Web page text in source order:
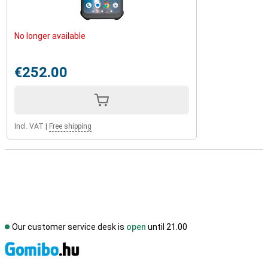
No longer available
€252.00
Incl. VAT Free shipping
Our customer service desk is open until 21.00